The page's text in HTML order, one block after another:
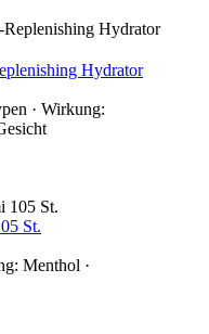
Hydrator
· Wirkung:
St.
Menthol ·